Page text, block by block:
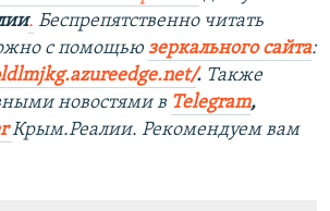
. Беспрепятственно читать
с помощью зеркального сайта:
. Также
новостями в Telegram,
Крым.Реалии. Рекомендуем вам